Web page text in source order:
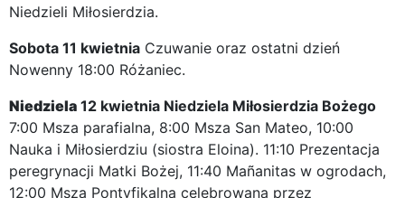
Niedzieli Miłosierdzia.
Sobota 11 kwietnia Czuwanie oraz ostatni dzień
Nowenny 18:00 Różaniec.
Niedziela 12 kwietnia Niedziela Miłosierdzia Bożego
7:00 Msza parafialna, 8:00 Msza San Mateo, 10:00
Nauka i Miłosierdziu (siostra Eloina). 11:10 Prezentacja
peregrynacji Matki Bożej, 11:40 Mañanitas w ogrodach,
12:00 Msza Pontyfikalna celebrowana przez